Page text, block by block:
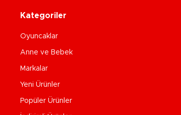
Kategoriler
Oyuncaklar
Anne ve Bebek
Markalar
Yeni Ürünler
Popüler Ürünler